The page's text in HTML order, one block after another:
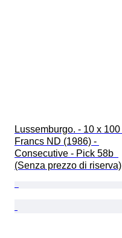
Lussemburgo. - 10 x 100
Francs ND (1986) -
Consecutive - Pick 58b
(Senza prezzo di riserva)